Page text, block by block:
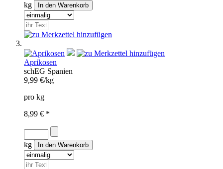
kg
Aprikosen
schEG Spanien
9,99 €/kg
pro kg
8,99 € *
kg